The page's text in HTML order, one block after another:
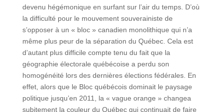
devenu hégémonique en surfant sur l’air du temps. D’où
la difficulté pour le mouvement souverainiste de
s’opposer à un « bloc » canadien monolithique qui n’a
même plus peur de la séparation du Québec. Cela est
d’autant plus difficile compte tenu du fait que la
géographie électorale québécoise a perdu son
homogénéité lors des dernières élections fédérales. En
effet, alors que le Bloc québécois dominait le paysage
politique jusqu’en 2011, la « vague orange » changea
subitement la couleur du Québec qui continuait de faire